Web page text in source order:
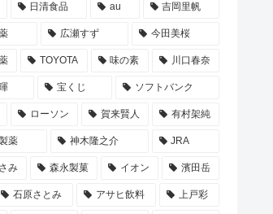
日清食品 au 吉岡里帆
広瀬すず 今田美桜
TOYOTA 味の素 川口春奈
宝くじ ソフトバンク
ローソン 賀来賢人 有村架純
薬 神木隆之介 JRA
み 森永製菓 イオン 濱田岳
石原さとみ アサヒ飲料 上戸彩